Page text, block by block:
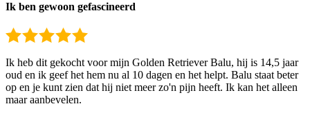
Ik ben gewoon gefascineerd
Ik heb dit gekocht voor mijn Golden Retriever Balu, hij is 14,5 jaar
oud en ik geef het hem nu al 10 dagen en het helpt. Balu staat beter
op en je kunt zien dat hij niet meer zo'n pijn heeft. Ik kan het alleen
maar aanbevelen.